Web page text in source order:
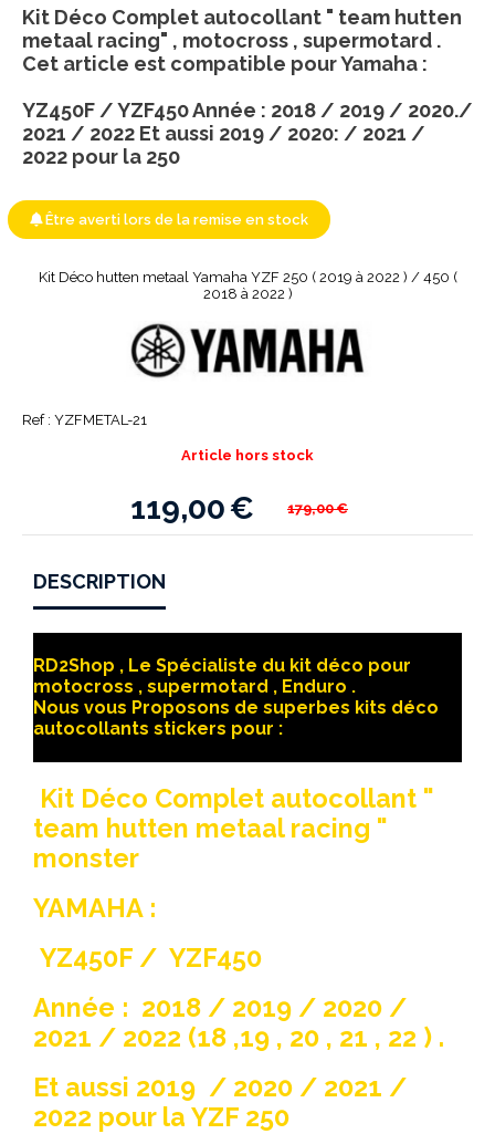
Kit Déco hutten metaal Yamaha YZF 250 ( 2019 à 2022 ) / 450 (
2018 à 2022 )
Ref : YZFMETAL-21
119,00€ 179,00€
Article hors stock
Kit Déco Complet autocollant " team hutten
metaal racing" , motocross , supermotard .
Cet article est compatible pour Yamaha :
YZ450F / YZF450 Année : 2018 / 2019 / 2020./
2021 / 2022 Et aussi 2019 / 2020: / 2021 /
2022 pour la 250
Être averti lors de la remise en stock
DESCRIPTION
RD2Shop , Le Spécialiste du kit déco pour
motocross , supermotard , Enduro .
Nous vous Proposons de superbes kits déco
autocollants stickers pour :
Kit Déco Complet autocollant "
team hutten metaal racing "
monster
YAMAHA :
YZ450F / YZF450
Année : 2018 / 2019 / 2020 /
2021 / 2022 (18 ,19 , 20 , 21 , 22 ) .
Et aussi 2019 / 2020 / 2021 /
2022 pour la YZF 250